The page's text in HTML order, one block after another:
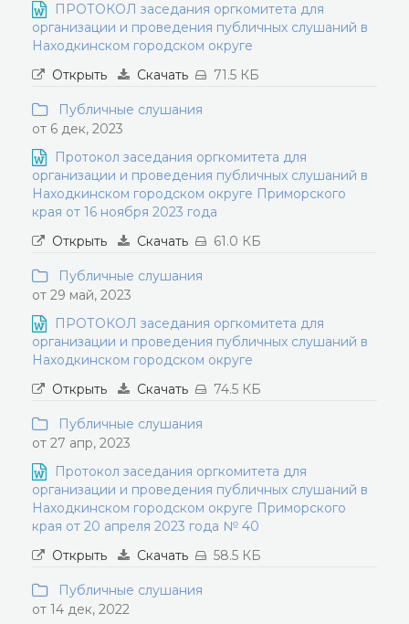
ПРОТОКОЛ заседания оргкомитета для
организации и проведения публичных слушаний в
Находкинском городском округе
Открыть
Скачать 71.5 КБ
Публичные слушания
от 6 дек, 2023
Протокол заседания оргкомитета для
организации и проведения публичных слушаний в
Находкинском городском округе Приморского
края от 16 ноября 2023 года
Открыть
Скачать 61.0 КБ
Публичные слушания
от 29 май, 2023
ПРОТОКОЛ заседания оргкомитета для
организации и проведения публичных слушаний в
Находкинском городском округе
Открыть
Скачать 74.5 КБ
Публичные слушания
от 27 апр, 2023
Протокол заседания оргкомитета для
организации и проведения публичных слушаний в
Находкинском городском округе Приморского
края от 20 апреля 2023 года № 40
Открыть
Скачать 58.5 КБ
Публичные слушания
от 14 дек, 2022